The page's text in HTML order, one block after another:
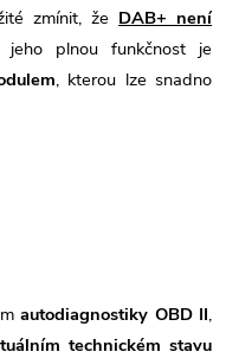
zmínit, že DAB+ není
plnou funkčnost je
, kterou lze snadno
autodiagnostiky OBD II,
technickém stavu